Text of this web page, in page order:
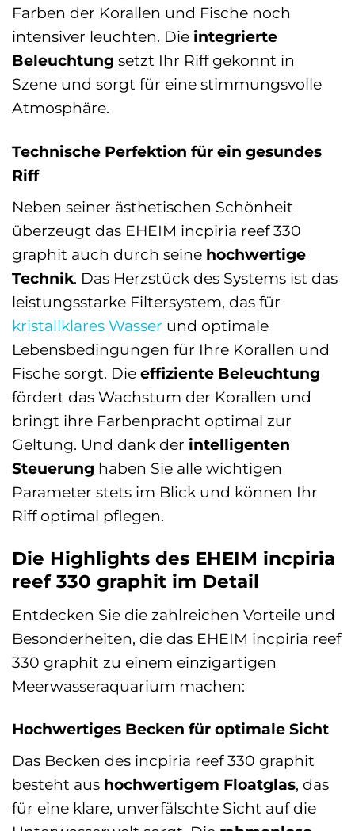
Farben der Korallen und Fische noch
intensiver leuchten. Die integrierte
Beleuchtung setzt Ihr Riff gekonnt in
Szene und sorgt für eine stimmungsvolle
Atmosphäre.
Technische Perfektion für ein gesundes
Riff
Neben seiner ästhetischen Schönheit
überzeugt das EHEIM incpiria reef 330
graphit auch durch seine hochwertige
Technik. Das Herzstück des Systems ist das
leistungsstarke Filtersystem, das für
kristallklares Wasser und optimale
Lebensbedingungen für Ihre Korallen und
Fische sorgt. Die effiziente Beleuchtung
fördert das Wachstum der Korallen und
bringt ihre Farbenpracht optimal zur
Geltung. Und dank der intelligenten
Steuerung haben Sie alle wichtigen
Parameter stets im Blick und können Ihr
Riff optimal pflegen.
Die Highlights des EHEIM incpiria
reef 330 graphit im Detail
Entdecken Sie die zahlreichen Vorteile und
Besonderheiten, die das EHEIM incpiria reef
330 graphit zu einem einzigartigen
Meerwasseraquarium machen:
Hochwertiges Becken für optimale Sicht
Das Becken des incpiria reef 330 graphit
besteht aus hochwertigem Floatglas, das
für eine klare, unverfälschte Sicht auf die